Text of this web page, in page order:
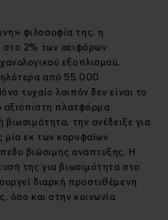
φιλοσοφία της, η
στο 2% των αειφόρων
εξοπλισμού,
από 55.000
τυχαίο λοιπόν δεν είναι το
αξιόπιστη πλατφόρμα
βιωσιμότητα, την ανέδειξε για
εκ των κορυφαίων
βιώσιμης ανάπτυξης. Η
της για βιωσιμότητα στο
διαρκή προστιθέμενη
όσο και στην κοινωνία